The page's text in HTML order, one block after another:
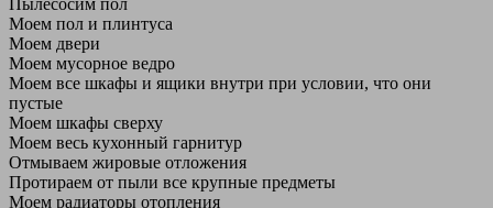
Пылесосим пол
Моем пол и плинтуса
Моем двери
Моем мусорное ведро
Моем все шкафы и ящики внутри при условии, что они
пустые
Моем шкафы сверху
Моем весь кухонный гарнитур
Отмываем жировые отложения
Протираем от пыли все крупные предметы
Моем радиаторы отопления